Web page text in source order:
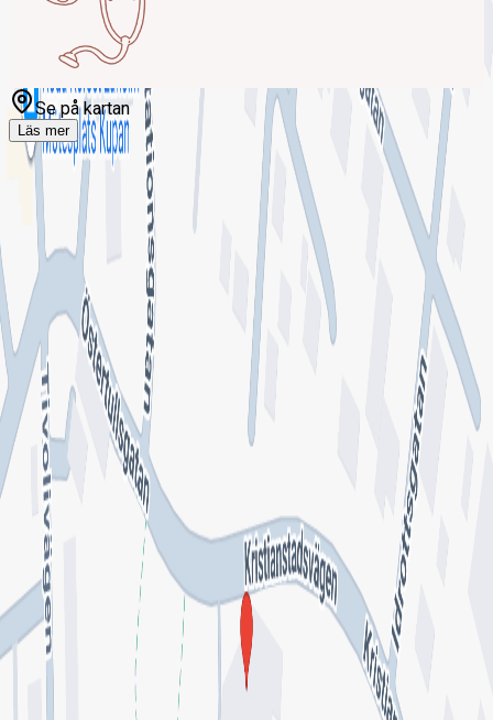
Se på kartan
Läs mer
Om Hemtjänst Område 1 Lingården,
Laholm
Hemtjänst Område 1 Lingården, Laholm
Driver du denna mottagning?
Omdömen från patienter
Inga omdömen ännu. Bli den första att berätta om din
upplevelse!
Lämna omdöme Se fler omdömen
Kontakt